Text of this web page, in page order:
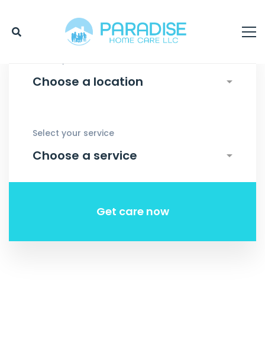
Select your service
Get care now